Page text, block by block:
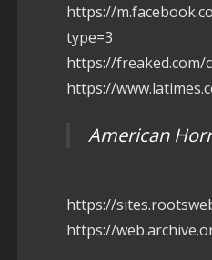
https://
type=3
https://
https://
American
https://
https://